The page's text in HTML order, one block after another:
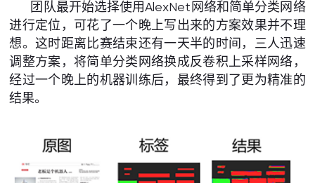
团队最开始选择使用AlexNet网络和简单分类网络
进行定位，可花了一个晚上写出来的方案效果并不理
想。这时距离比赛结束还有一天半的时间，三人迅速
调整方案，将简单分类网络换成反卷积上采样网络，
经过一个晚上的机器训练后，最终得到了更为精准的
结果。